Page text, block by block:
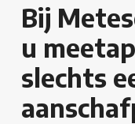
Bij
u
slechts